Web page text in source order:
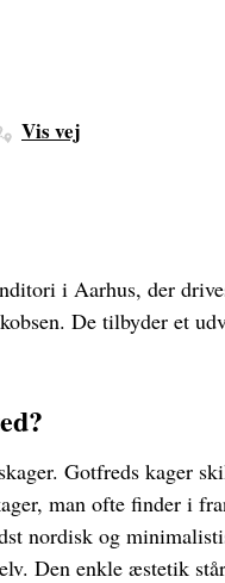
Vis vej
i Aarhus, der
De tilbyder et
Gotfreds kager
man ofte finder i
nordisk og
Den enkle æstetik